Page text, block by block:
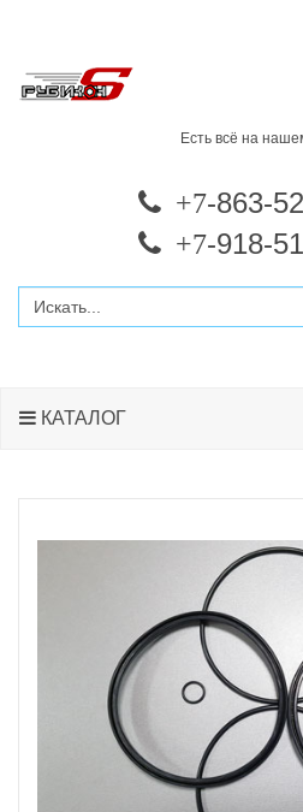
Есть всё на
+7-863-
+7-918-
КАТАЛОГ